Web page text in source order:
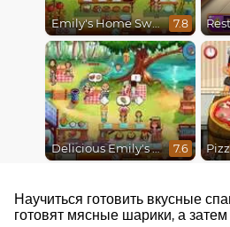
Emily's Home Sweet Home 7.8
Delicious Emily's Hopes And Fears 7.6
Научиться готовить вкусные
готовят мясные шарики, а затем